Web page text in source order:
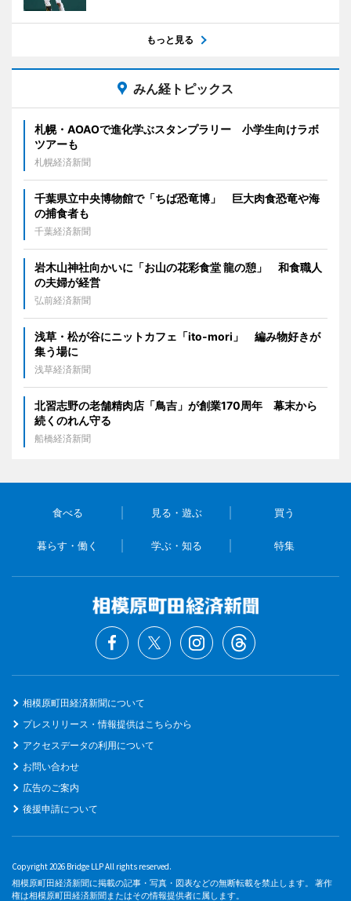
もっと見る
みん経トピックス
札幌・AOAOで進化学ぶスタンプラリー 小学生向けラボ
ツアーも
札幌経済新聞
千葉県立中央博物館で「ちば恐竜博」 巨大肉食恐竜や海
の捕食者も
千葉経済新聞
岩木山神社向かいに「お山の花彩食堂 龍の憩」 和食職人
の夫婦が経営
弘前経済新聞
浅草・松が谷にニットカフェ「ito-mori」 編み物好きが
集う場に
浅草経済新聞
北習志野の老舗精肉店「鳥吉」が創業170周年 幕末から
続くのれん守る
船橋経済新聞
食べる 見る・遊ぶ 買う
暮らす・働く 学ぶ・知る 特集
相模原町田経済新聞について
プレスリリース・情報提供はこちらから
アクセスデータの利用について
お問い合わせ
広告のご案内
後援申請について
Copyright 2026 Bridge LLP All rights reserved.
相模原町田経済新聞に掲載の記事・写真・図表などの無断転載を禁止します。 著作
権は相模原町田経済新聞またはその情報提供者に属します。